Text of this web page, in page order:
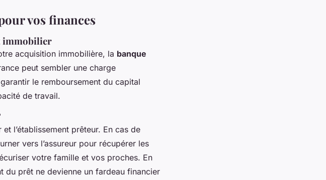
vos finances
immobilier
acquisition immobilière, la banque
peut sembler une charge
le remboursement du capital
de travail.
l’établissement prêteur. En cas de
vers l’assureur pour récupérer les
votre famille et vos proches. En
du prêt ne devienne un fardeau financier